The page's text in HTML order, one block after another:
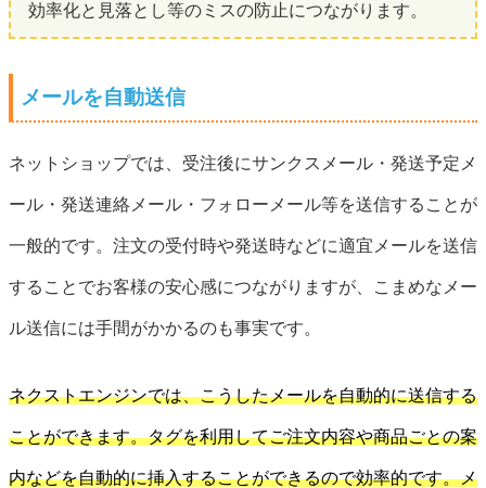
効率化と見落とし等のミスの防止につながります。
メールを自動送信
ネットショップでは、受注後にサンクスメール・発送予定メ
ール・発送連絡メール・フォローメール等を送信することが
一般的です。注文の受付時や発送時などに適宜メールを送信
することでお客様の安心感につながりますが、こまめなメー
ル送信には手間がかかるのも事実です。
ネクストエンジンでは、こうしたメールを自動的に送信する
ことができます。タグを利用してご注文内容や商品ごとの案
内などを自動的に挿入することができるので効率的です。メ